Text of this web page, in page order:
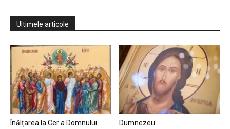
Ultimele articole
Înălțarea la Cer a Domnului
Dumnezeu…